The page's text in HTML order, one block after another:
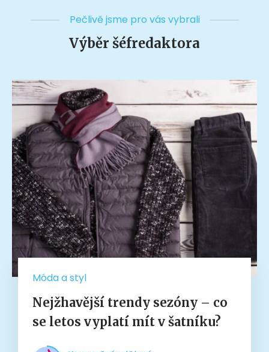
Pečlivě jsme pro vás vybrali
Výběr šéfredaktora
Móda a styl
Nejžhavější trendy sezóny – co
se letos vyplatí mít v šatníku?